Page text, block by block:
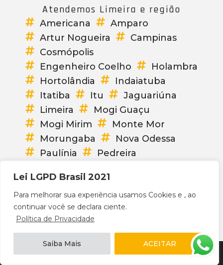
Lei LGPD Brasil 2021
Para melhorar sua experiência usamos Cookies e , ao
continuar você se declara ciente.
Política de Privacidade
Saiba Mais ACEITAR
Atendemos Limeira e região
Americana
Amparo
Artur Nogueira
Campinas
Cosmópolis
Engenheiro Coelho
Holambra
Hortolândia
Indaiatuba
Itatiba
Itu
Jaguariúna
Limeira
Mogi Guaçu
Mogi Mirim
Monte Mor
Morungaba
Nova Odessa
Paulínia
Pedreira
Santa Barbára d’Oeste
Santo Antônio de Posse
Sumaré
Valinhos